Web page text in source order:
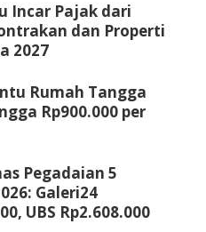
Incar Pajak dari
dan Properti
2027
Rumah Tangga
Rp900.000 per
Pegadaian 5
Galeri24
UBS Rp2.608.000